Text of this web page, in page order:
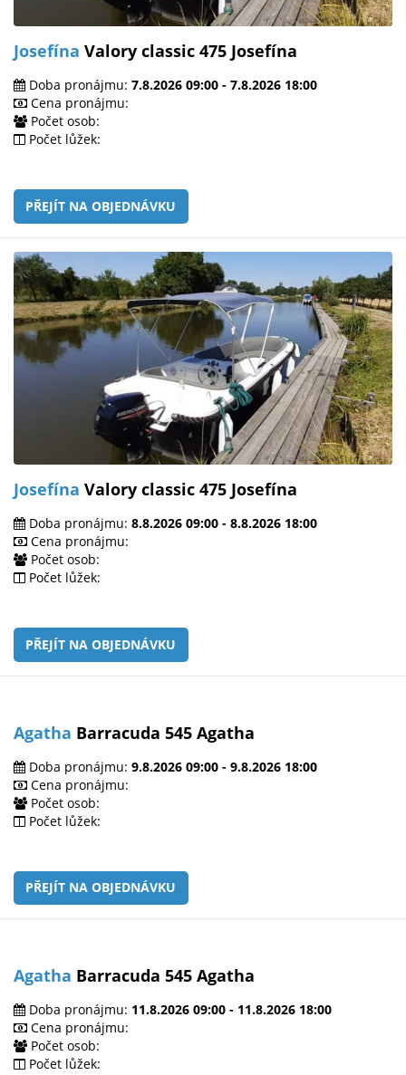
Josefína Valory classic 475 Josefína
Doba pronájmu: 7.8.2026 09:00 - 7.8.2026 18:00
Cena pronájmu:
Počet osob:
Počet lůžek:
PŘEJÍT NA OBJEDNÁVKU
Josefína Valory classic 475 Josefína
Doba pronájmu: 8.8.2026 09:00 - 8.8.2026 18:00
Cena pronájmu:
Počet osob:
Počet lůžek:
PŘEJÍT NA OBJEDNÁVKU
Agatha Barracuda 545 Agatha
Doba pronájmu: 9.8.2026 09:00 - 9.8.2026 18:00
Cena pronájmu:
Počet osob:
Počet lůžek:
PŘEJÍT NA OBJEDNÁVKU
Agatha Barracuda 545 Agatha
Doba pronájmu: 11.8.2026 09:00 - 11.8.2026 18:00
Cena pronájmu:
Počet osob:
Počet lůžek: